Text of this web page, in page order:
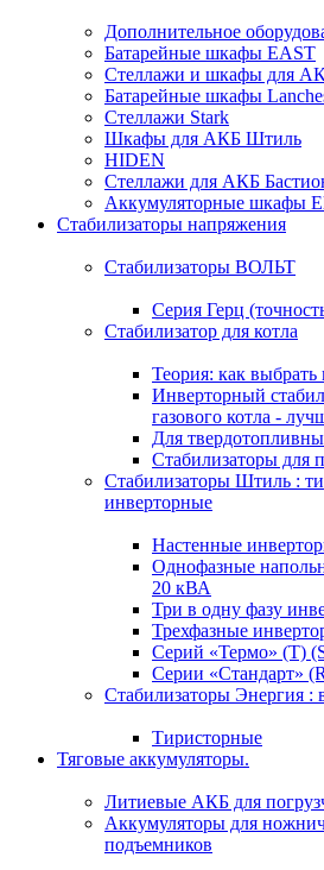
Дополнительное
Батарейные шкафы EAST
Стеллажи и шкафы для
Батарейные шкафы
Стеллажи Stark
Шкафы для АКБ Штиль
HIDEN
Стеллажи для АКБ
Аккумуляторные шкафы
Стабилизаторы напряжения
Стабилизаторы ВОЛЬТ
Серия Герц
Стабилизатор для котла
Теория: как
Инверторный
газового котла -
Для
Стабилизаторы для
Стабилизаторы Штиль :
инверторные
Настенные
Однофазные
20 кВА
Три в одну фазу
Трехфазные
Серий «Термо» (T)
Серии «Стандарт»
Стабилизаторы Энергия :
Тиристорные
Тяговые аккумуляторы.
Литиевые АКБ для
Аккумуляторы для
подъемников